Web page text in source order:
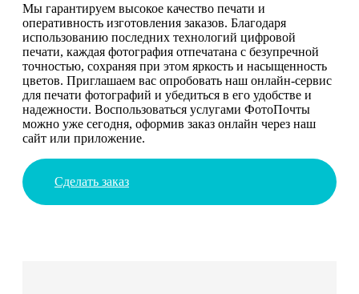
Мы гарантируем высокое качество печати и
оперативность изготовления заказов. Благодаря
использованию последних технологий цифровой
печати, каждая фотография отпечатана с безупречной
точностью, сохраняя при этом яркость и насыщенность
цветов. Приглашаем вас опробовать наш онлайн-сервис
для печати фотографий и убедиться в его удобстве и
надежности. Воспользоваться услугами ФотоПочты
можно уже сегодня, оформив заказ онлайн через наш
сайт или приложение.
Сделать заказ